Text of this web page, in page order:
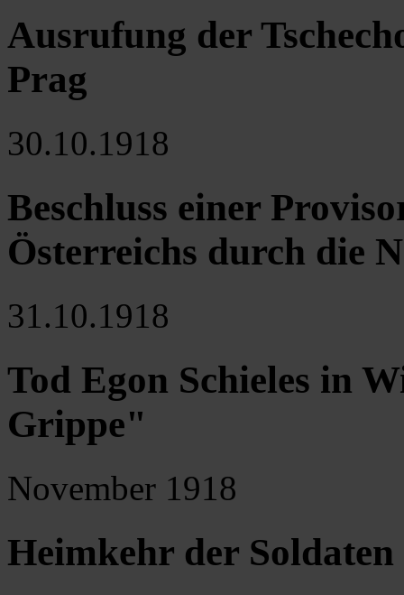
Ausrufung der
Prag
30.10.1918
Beschluss einer
Österreichs durch die
31.10.1918
Tod Egon Schieles in
Grippe"
November 1918
Heimkehr der Soldaten